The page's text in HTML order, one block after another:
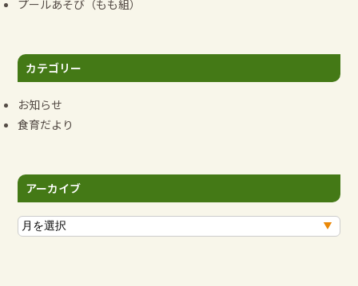
プールあそび（もも組）
カテゴリー
お知らせ
食育だより
アーカイブ
ア